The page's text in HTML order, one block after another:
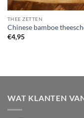
THEE ZETTEN
Chinese bamboe
€4,95
WAT KLANTEN